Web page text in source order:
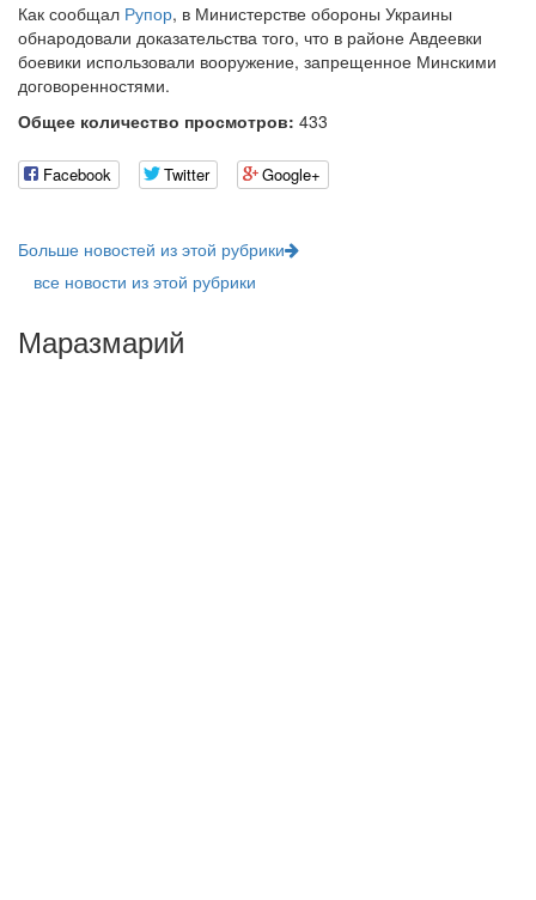
Как сообщал Рупор, в Министерстве обороны Украины
обнародовали доказательства того, что в районе Авдеевки
боевики использовали вооружение, запрещенное Минскими
договоренностями.
Общее количество просмотров: 433
Facebook Twitter Google+
Больше новостей из этой рубрики
все новости из этой рубрики
Маразмарий